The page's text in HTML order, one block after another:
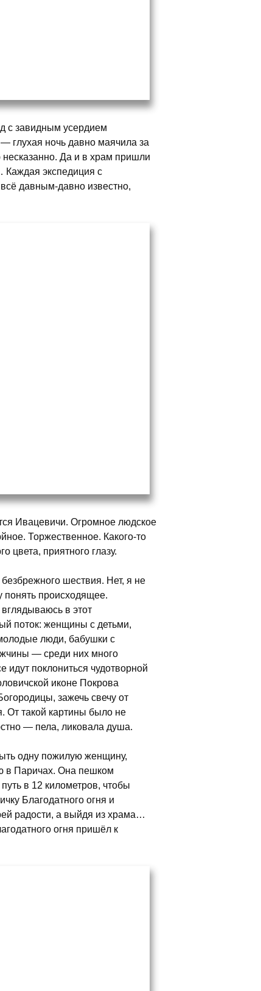
с завидным усердием
глухая ночь давно маячила за
Да и в храм пришли
Каждая экспедиция с
давным-давно известно,
Ивацевичи. Огромное людское
Торжественное. Какого-то
цвета, приятного глазу.
шествия. Нет, я не
понять происходящее.
в этот
поток: женщины с детьми,
люди, бабушки с
— среди них много
идут поклониться чудотворной
иконе Покрова
зажечь свечу от
От такой картины было не
— пела, ликовала душа.
одну пожилую женщину,
в Паричах. Она пешком
в 12 километров, чтобы
Благодатного огня и
радости, а выйдя из храма…
огня пришёл к